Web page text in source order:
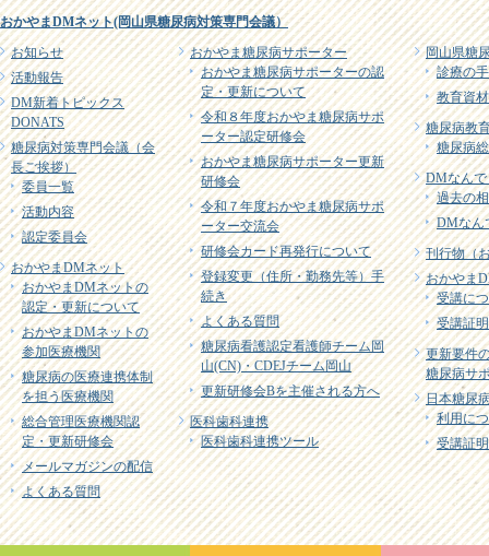
おかやまDMネット(岡山県糖尿病対策専門会議）
お知らせ
活動報告
DM新着トピックス
DONATS
糖尿病対策専門会議（会
長ご挨拶）
委員一覧
活動内容
認定委員会
おかやまDMネット
おかやまDMネットの
認定・更新について
おかやまDMネットの
参加医療機関
糖尿病の医療連携体制
を担う医療機関
総合管理医療機関認
定・更新研修会
メールマガジンの配信
よくある質問
おかやま糖尿病サポーター
おかやま糖尿病サポーターの認
定・更新について
令和８年度おかやま糖尿病サポ
ーター認定研修会
おかやま糖尿病サポーター更新
研修会
令和７年度おかやま糖尿病サポ
ーター交流会
研修会カード再発行について
登録変更（住所・勤務先等）手
続き
よくある質問
糖尿病看護認定看護師チーム岡
山(CN)・CDEJチーム岡山
更新研修会Bを主催される方へ
医科歯科連携
医科歯科連携ツール
岡山県糖
診療の
教育資材
糖尿病教
糖尿病
DMなん
過去の
DMなん
刊行物（
おかやま
受講に
受講証
更新要件
糖尿病サ
日本糖尿
利用に
受講証